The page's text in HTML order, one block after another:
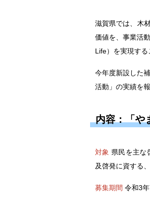
滋賀県では、木
価値を、事業活
Life）を実現する
今年度新設した
活動」の実績を報
内容：「や
対象 県民を主な
及啓発に資する
募集期間 令和3